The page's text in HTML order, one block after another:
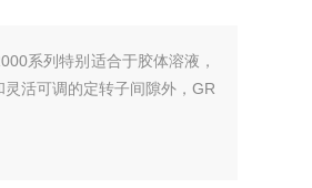
系列特别适合于胶体溶液，
活可调的定转子间隙外，GR